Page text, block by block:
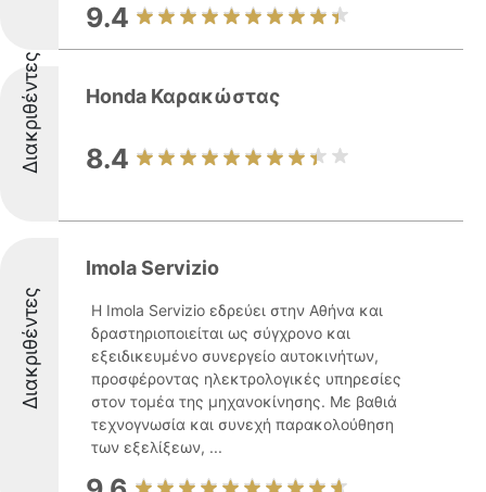
9.4
Διακριθέντες Honda Καρακώστας
8.4
Διακριθέντες
Imola Servizio
Η Imola Servizio εδρεύει στην Αθήνα και
δραστηριοποιείται ως σύγχρονο και
εξειδικευμένο συνεργείο αυτοκινήτων,
προσφέροντας ηλεκτρολογικές υπηρεσίες
στον τομέα της μηχανοκίνησης. Με βαθιά
τεχνογνωσία και συνεχή παρακολούθηση
των εξελίξεων, ...